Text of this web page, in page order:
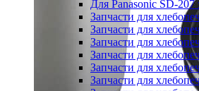
Для Panasonic SD-207
Запчасти для
Запчасти для
Запчасти для
Запчасти для
Запчасти для
Запчасти для